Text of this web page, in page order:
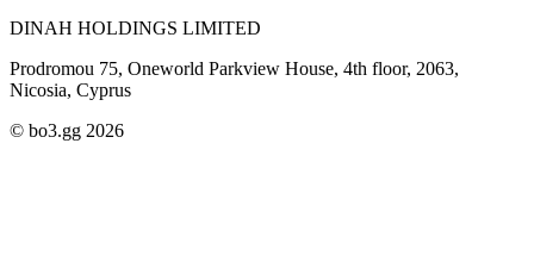
DINAH HOLDINGS LIMITED
Prodromou 75, Oneworld Parkview House, 4th floor, 2063,
Nicosia, Cyprus
© bo3.gg 2026